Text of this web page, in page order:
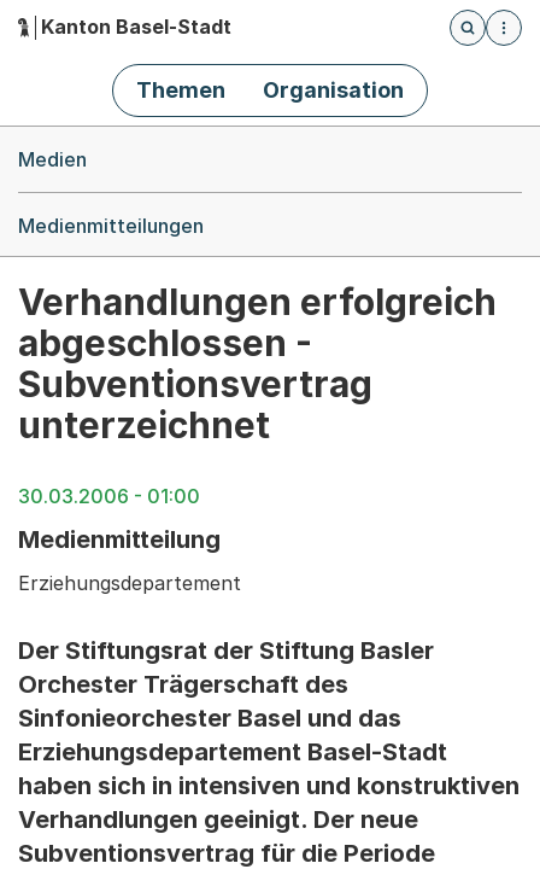
Hauptnavigation
Kanton Basel-Stadt
Öffnet
Themen Organisation
Medien
Medienmitteilungen
Verhandlungen erfolgreich
abgeschlossen -
Subventionsvertrag
unterzeichnet
30.03.2006 - 01:00
Medienmitteilung
Erziehungsdepartement
Der Stiftungsrat der Stiftung Basler
Orchester Trägerschaft des
Sinfonieorchester Basel und das
Erziehungsdepartement Basel-Stadt
haben sich in intensiven und konstruktiven
Verhandlungen geeinigt. Der neue
Subventionsvertrag für die Periode